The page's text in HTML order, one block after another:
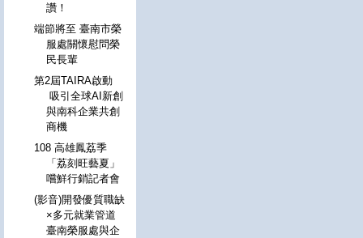
讚！
端節將至 臺南市榮
服處關懷慰問榮
民長輩
第2屆TAIRA啟動
吸引全球AI新創
與南科企業共創
商機
108 高雄鳳荔季
「荔刻旺藝夏」
嚐鮮行銷記者會
(影音)開發優質職缺
×多元就業管道
臺南榮服處與企